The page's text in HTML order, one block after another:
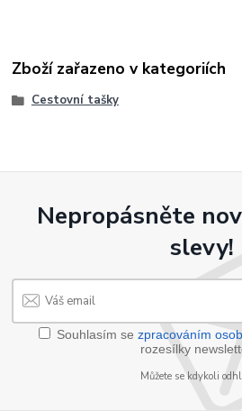
Zboží zařazeno v kategoriích
Cestovní tašky
Nepropásněte
slevy!
Souhlasím se zpracováním
rozesílky
Můžete se kdykoli